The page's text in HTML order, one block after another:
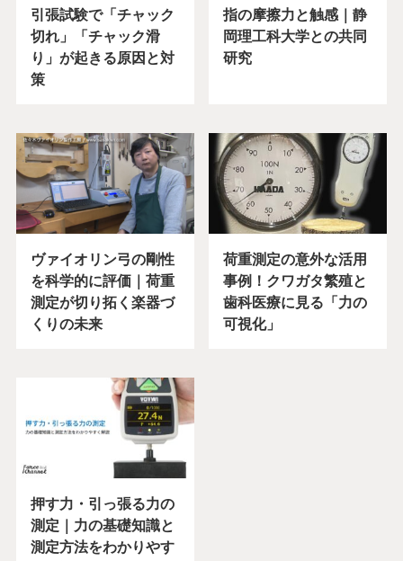
引張試験で「チャック
切れ」「チャック滑
り」が起きる原因と対
策
指の摩擦力と触感｜静
岡理工科大学との共同
研究
ヴァイオリン弓の剛性
を科学的に評価｜荷重
測定が切り拓く楽器づ
くりの未来
荷重測定の意外な活用
事例！クワガタ繁殖と
歯科医療に見る「力の
可視化」
押す力・引っ張る力の
測定｜力の基礎知識と
測定方法をわかりやす